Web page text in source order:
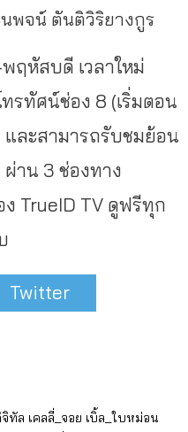
นพจน์ ตันติวิริยางกูร
ฤหัสบดี เวลาใหม่
รทัศน์ช่อง 8 (เริ่มตอน
ละสามารถรับชมย้อน
าน 3 ช่องทาง
TrueID TV ดูฟรีทุก
Twitter
ทัล เคลลี่_จอย เบิ้ล_ใบหม่อน